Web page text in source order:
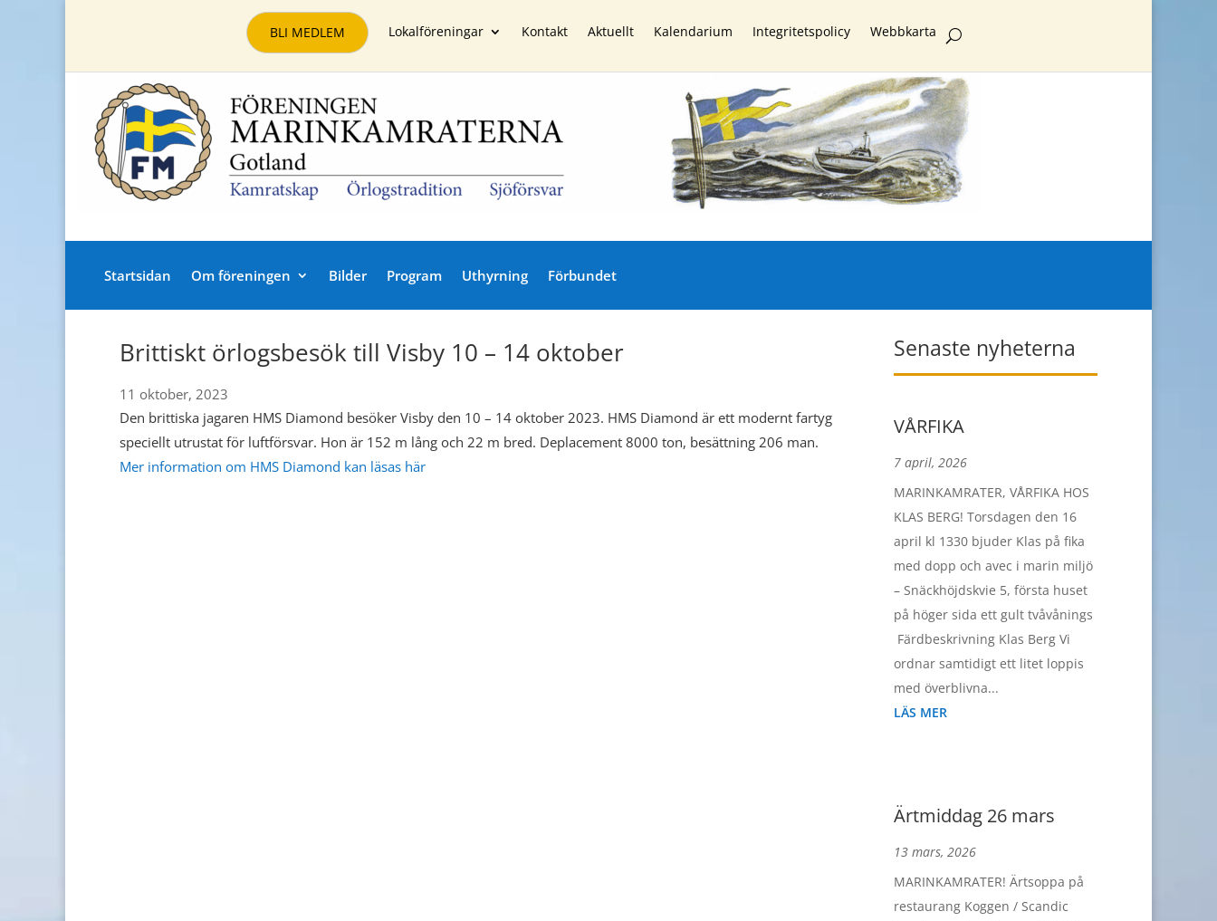
BLI MEDLEM Lokalföreningar Kontakt Aktuellt Kalendarium Integritetspolicy Webbkarta
Startsidan Om föreningen Bilder Program Uthyrning Förbundet
Brittiskt örlogsbesök till Visby 10 – 14 oktober
11 oktober, 2023
Den brittiska jagaren HMS Diamond besöker Visby den 10 – 14 oktober 2023. HMS Diamond är ett modernt fartyg
speciellt utrustat för luftförsvar. Hon är 152 m lång och 22 m bred. Deplacement 8000 ton, besättning 206 man.
Mer information om HMS Diamond kan läsas här
Senaste nyheterna
VÅRFIKA
7 april, 2026
MARINKAMRATER, VÅRFIKA HOS
KLAS BERG! Torsdagen den 16
april kl 1330 bjuder Klas på fika
med dopp och avec i marin miljö
– Snäckhöjdskvie 5, första huset
på höger sida ett gult tvåvånings
Färdbeskrivning Klas Berg Vi
ordnar samtidigt ett litet loppis
med överblivna...
LÄS MER
Ärtmiddag 26 mars
13 mars, 2026
MARINKAMRATER! Ärtsoppa på
restaurang Koggen / Scandic